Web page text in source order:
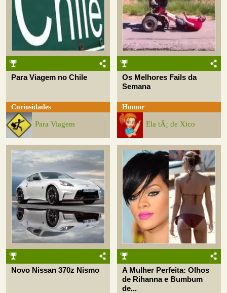
Para Viagem no Chile
Curiosidades
Para Viagem
Os Melhores Fails da
Semana
Humor
Ela tÃ¡ de Xico
Novo Nissan 370z Nismo
A Mulher Perfeita: Olhos
de Rihanna e Bumbum
de...